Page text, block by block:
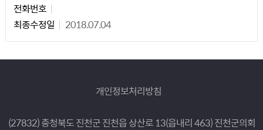
전화번호
최종수정일
2018.07.04
개인정보처리방침
(27832) 충청북도 진천군 진천읍 상산로 13(읍내리 463) 진천군의회